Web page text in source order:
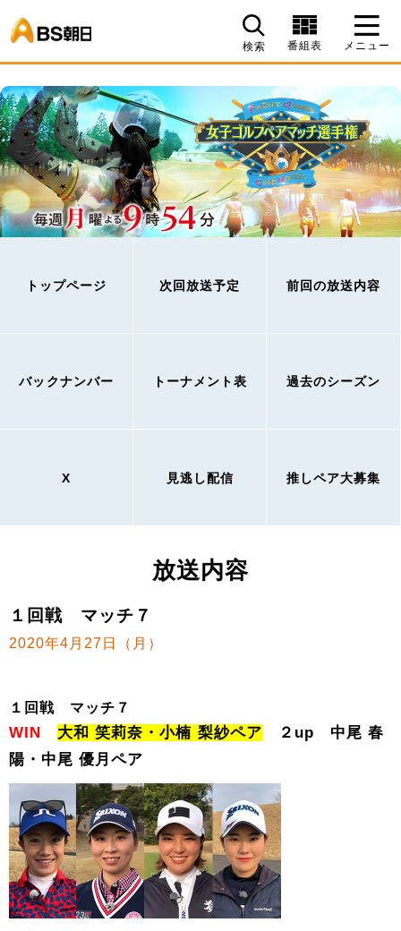
検索 番組表 メニュー
トップページ 次回放送予定 前回の放送内容
バックナンバー トーナメント表 過去のシーズン
X 見逃し配信 推しペア大募集
放送内容
１回戦 マッチ７
2020年4月27日（月）
１回戦 マッチ７
WIN ⼤和 笑莉奈・⼩楠 梨紗ペア ２up 中尾 春
陽・中尾 優⽉ペア